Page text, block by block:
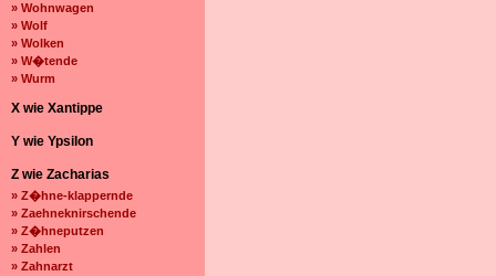
» Wohnwagen
» Wolf
» Wolken
» W�tende
» Wurm
X wie Xantippe
Y wie Ypsilon
Z wie Zacharias
» Z�hne-klappernde
» Zaehneknirschende
» Z�hneputzen
» Zahlen
» Zahnarzt